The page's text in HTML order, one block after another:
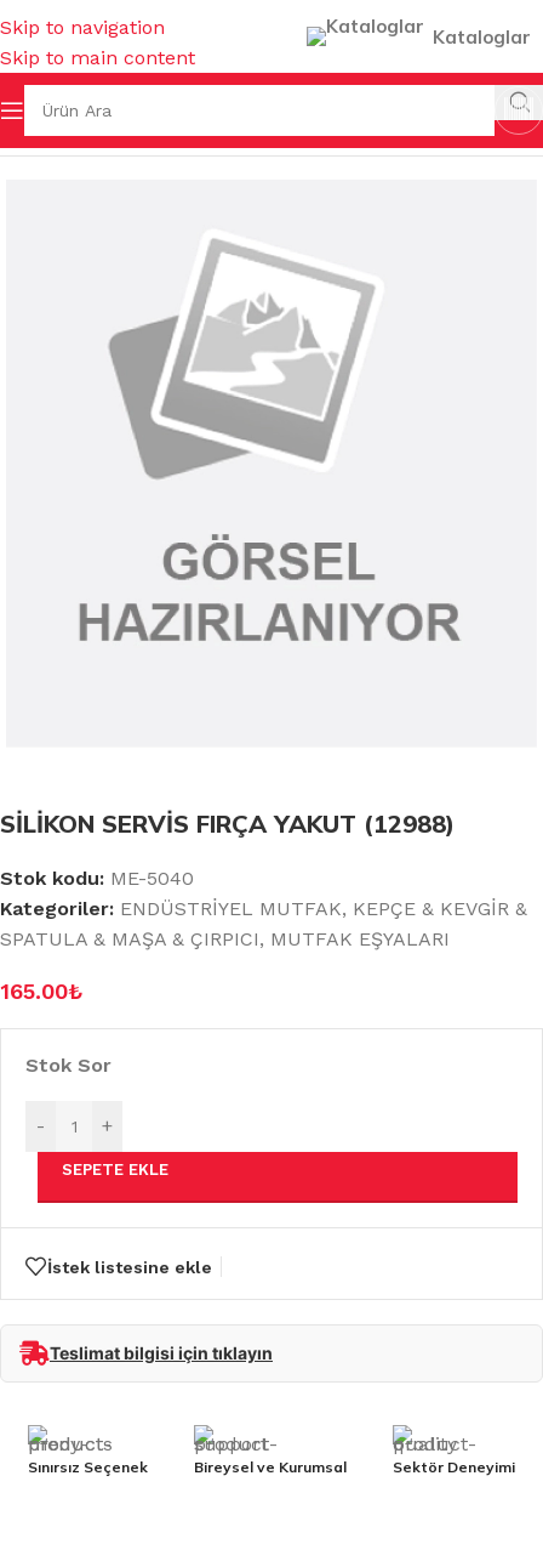
Skip to navigation
Skip to main content
Kataloglar
MUTFAK KEPÇE & KEVGİR & SPATULA & MAŞA & ÇIRPICI
SİLİKON SERVİS FIRÇA YAKUT (12988)
Stok kodu: ME-5040
Kategoriler: ENDÜSTRİYEL MUTFAK, KEPÇE & KEVGİR &
SPATULA & MAŞA & ÇIRPICI, MUTFAK EŞYALARI
165.00₺
Stok Sor
- +
SEPETE EKLE
İstek listesine ekle
Teslimat bilgisi için tıklayın
Sınırsız Seçenek Bireysel ve Kurumsal Sektör Deneyimi